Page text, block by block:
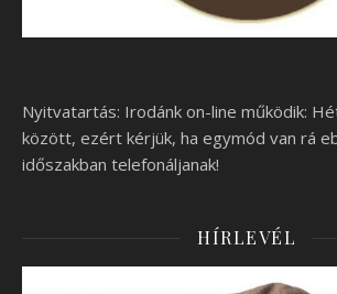
Nyitvatartás: Irodánk on-line működik:
között, ezért kérjük, ha egymód van rá
időszakban telefonáljanak!
HÍRLEVÉL